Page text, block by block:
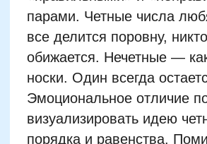
образом формируется интуитивное
ощущение структуры числового ряда, а
не механическая зубрежка.